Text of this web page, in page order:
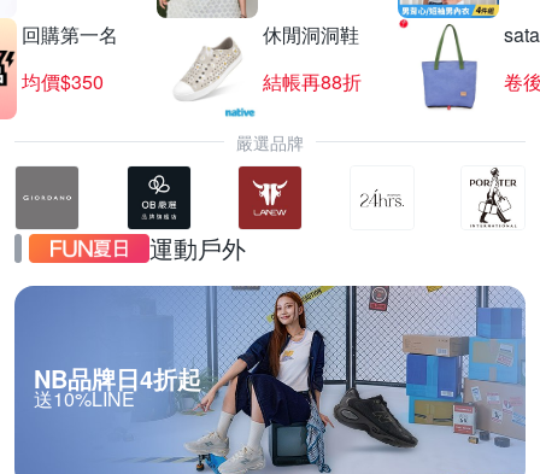
SEIKO 精工錶結帳8折
滿1件享8折
回購第一名
均價$350
休閒洞洞鞋
結帳再88折
卷
嚴選品牌
運動戶外
NB品牌日4折起
送10%LINE